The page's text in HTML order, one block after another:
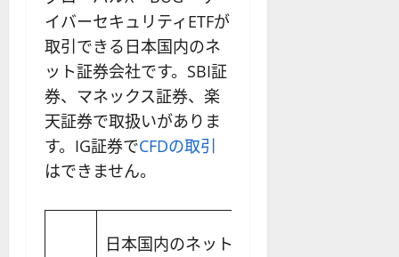
イバーセキュリティETFが
取引できる日本国内のネ
ット証券会社です。SBI証
券、マネックス証券、楽
天証券で取扱いがありま
す。IG証券でCFDの取引
はできません。
日本国内のネット証